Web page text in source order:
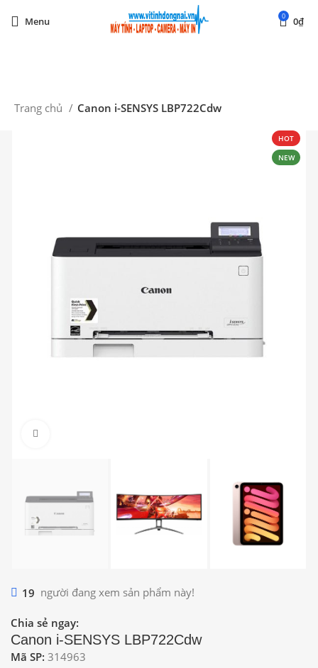
Menu 0 0₫
Trang chủ Canon i-SENSYS LBP722Cdw
HOT
NEW
19 người đang xem sản phẩm này!
Chia sẻ ngay:
Canon i-SENSYS LBP722Cdw
Mã SP: 314963